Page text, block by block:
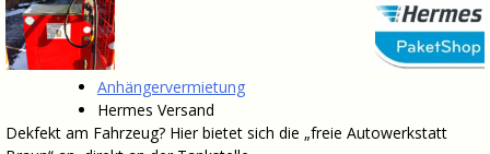
Anhängervermietung
Hermes Versand
Dekfekt am Fahrzeug? Hier bietet sich die „freie Autowerkstatt